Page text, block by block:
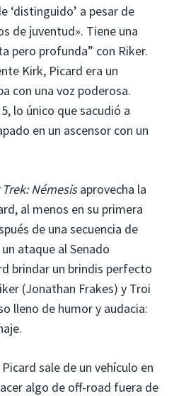
‘distinguido’ a pesar de
de juventud». Tiene una
pero profunda” con Riker.
Kirk, Picard era un
con una voz poderosa.
lo único que sacudió a
en un ascensor con un
Némesisaprovecha la
al menos en su primera
de una secuencia de
ataque al Senado
brindar un brindis perfecto
(Jonathan Frakes) y Troi
lleno de humor y audacia:
sale de un vehículo en
algo de off-road fuera de